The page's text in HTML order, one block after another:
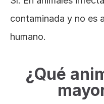
contaminada y no es
humano.
¿Qué